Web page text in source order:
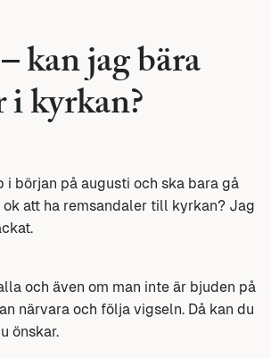
kan jag bära
i kyrkan?
i början på augusti och ska bara gå
att ha remsandaler till kyrkan? Jag
och även om man inte är bjuden på
närvara och följa vigseln. Då kan du
önskar.